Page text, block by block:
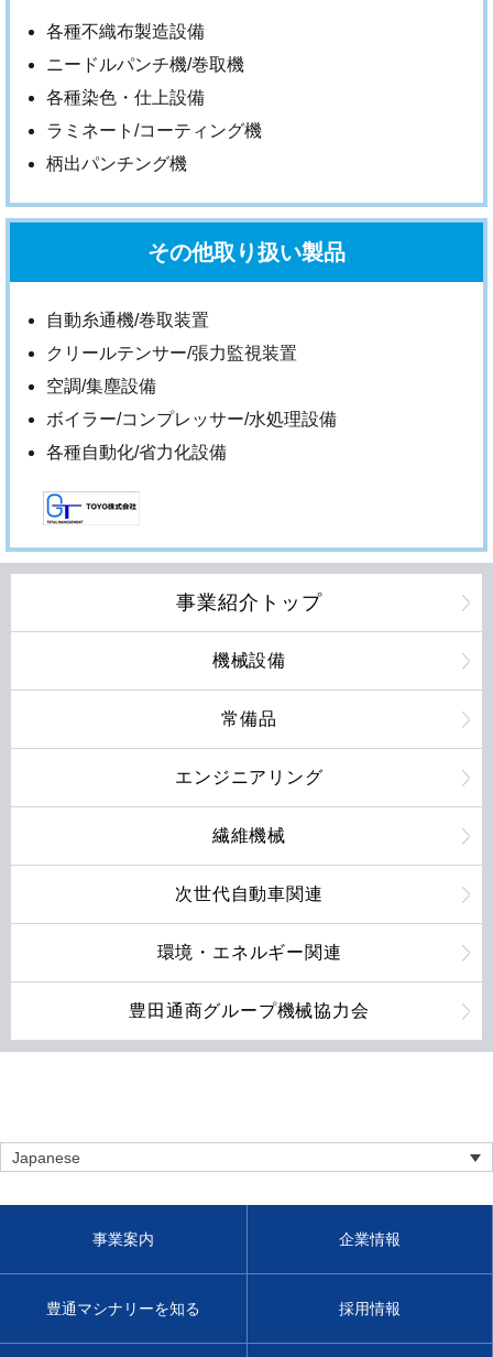
各種不織布製造設備
ニードルパンチ機/巻取機
各種染色・仕上設備
ラミネート/コーティング機
柄出パンチング機
その他取り扱い製品
自動糸通機/巻取装置
クリールテンサー/張力監視装置
空調/集塵設備
ボイラー/コンプレッサー/水処理設備
各種自動化/省力化設備
事業紹介トップ
機械設備
常備品
エンジニアリング
繊維機械
次世代自動車関連
環境・エネルギー関連
豊田通商グループ機械協力会
Japanese
事業案内 企業情報
豊通マシナリーを知る 採用情報